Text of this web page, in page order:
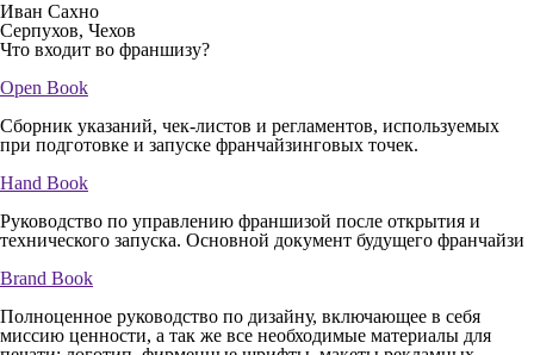
Иван Сахно
Серпухов, Чехов
Что входит во франшизу?
Open Book
Сборник указаний, чек-листов и регламентов, используемых
при подготовке и запуске франчайзинговых точек.
Hand Book
Руководство по управлению франшизой после открытия и
технического запуска. Основной документ будущего франчайзи
Brand Book
Полноценное руководство по дизайну, включающее в себя
миссию ценности, а так же все необходимые материалы для